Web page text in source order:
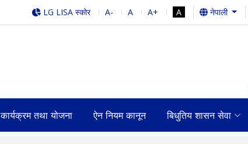
LG LISA स्कोर A- A A+ A नेपाली
कार्यक्रम तथा योजना ऐन नियम कानून बिधुतिय शासन सेवा